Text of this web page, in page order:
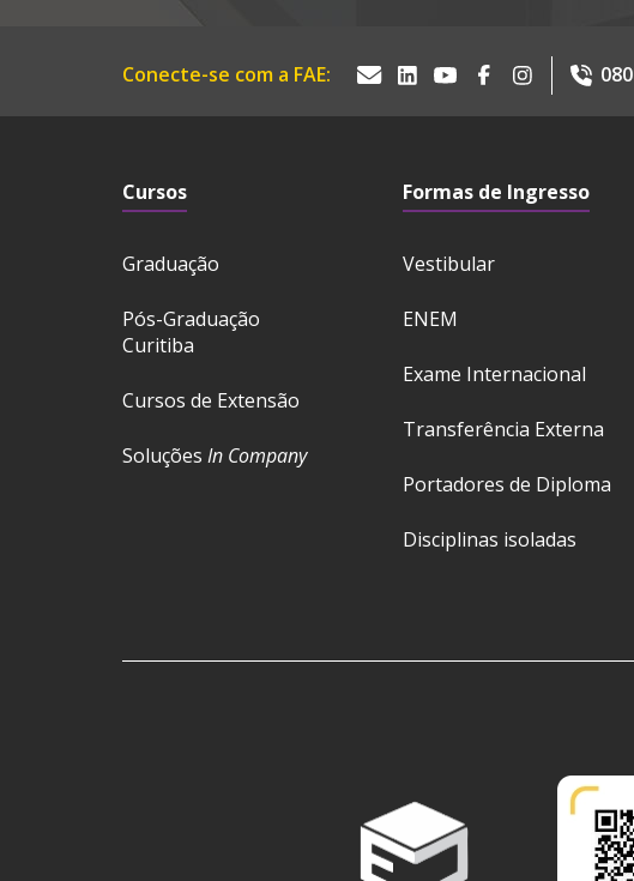
Conecte-se com a FAE:
Cursos
Graduação
Pós-Graduação
Curitiba
Cursos de Extensão
Soluções In Company
Formas de Ingresso
Vestibular
ENEM
Exame Internacional
Transferência Externa
Portadores de Diploma
Disciplinas isoladas